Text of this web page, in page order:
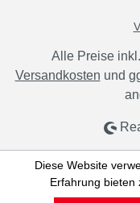
Alle Preise
Versandkosten und
Diese Website
Erfahrung bieten